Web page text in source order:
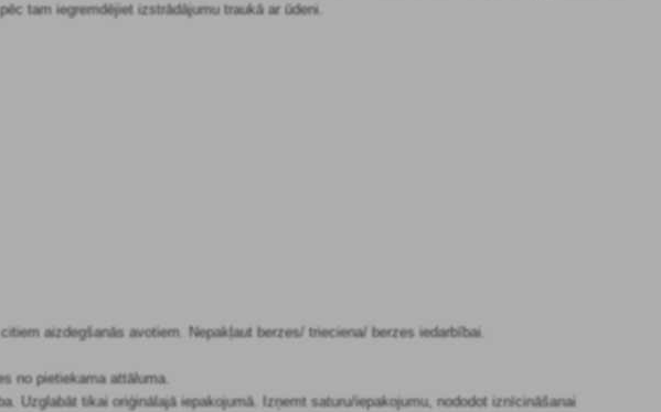
tam iegremdējiet izstrādājumu traukā ar ūdeni.
aizdegšanās avotiem. Nepakļaut berzes/ trieciena/ berzes iedarbībai.
no pietiekama attāluma.
Uzglabāt tikai oriģinālajā iepakojumā. Izņemt saturu/iepakojumu, nododot iznīcināšanai